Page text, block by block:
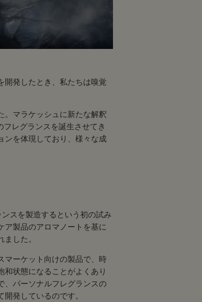
開発したとき、私たちは嗅覚
。マラケッシュに新たな解釈
レグランスを誕生させてき
ンを体現しており、様々な成
スを製造するという初の試み
ア製品のアロマノートを基に
した。
マーケット向けの製品で、時
状態になることがよくあり
、パーソナルフレグランスの
発しているのです。